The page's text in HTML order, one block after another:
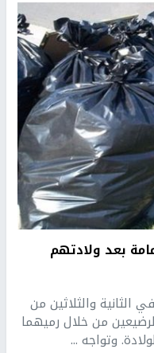
بعد ولادتهم
الثانية والثلاثين من
من خلال رميهما
وتواجه ...